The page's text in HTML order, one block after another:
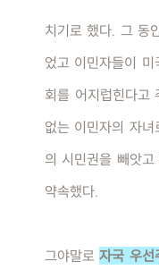
치기로 했다. 그 동
었고 이민자들이
회를 어지럽힌다고
없는 이민자의 자
의 시민권을 빼앗
약속했다.
그야말로자국 우선